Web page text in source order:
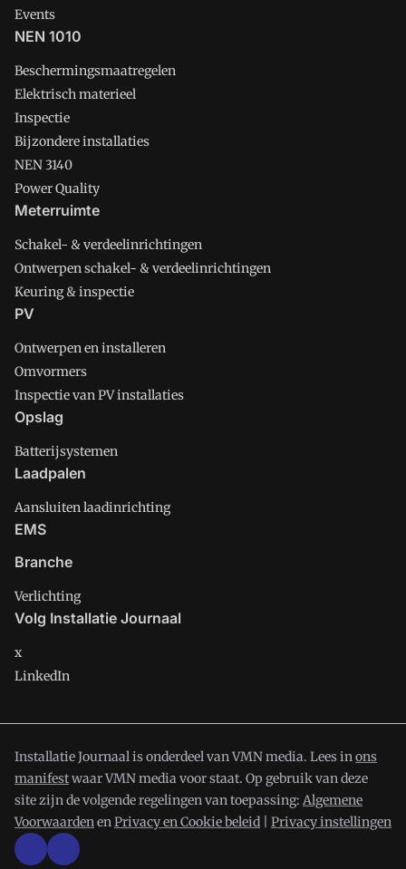
Events
NEN 1010
Beschermingsmaatregelen
Elektrisch materieel
Inspectie
Bijzondere installaties
NEN 3140
Power Quality
Meterruimte
Schakel- & verdeelinrichtingen
Ontwerpen schakel- & verdeelinrichtingen
Keuring & inspectie
PV
Ontwerpen en installeren
Omvormers
Inspectie van PV installaties
Opslag
Batterijsystemen
Laadpalen
Aansluiten laadinrichting
EMS
Branche
Verlichting
Volg Installatie Journaal
x
LinkedIn
Installatie Journaal is onderdeel van VMN media. Lees inons
manifestwaar VMN media voor staat. Op gebruik van deze
site zijn de volgende regelingen van toepassing: Algemene
VoorwaardenenPrivacy en Cookie beleid Privacy instellingen